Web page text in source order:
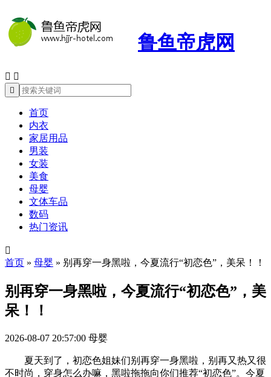
鲁鱼帝虎网
 

首页
内衣
家居用品
男装
女装
美食
母婴
文体车品
数码
热门资讯

首页 » 母婴 » 别再穿一身黑啦，今夏流行“初恋色”，美呆！！
别再穿一身黑啦，今夏流行“初恋色”，美
呆！！
2026-08-07 20:57:00 母婴
夏天到了，初恋色姐妹们别再穿一身黑啦，别再又热又很
不时尚，穿身怎么办嘛，黑啦拖拖向你们推荐“初恋色”。今夏